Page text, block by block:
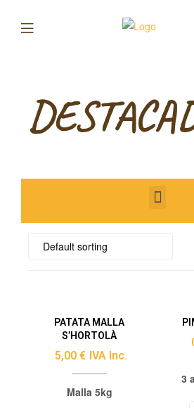
PATATA MALLA
S’HORTOLÀ
5,00 € IVA Inc.
Malla 5kg
3